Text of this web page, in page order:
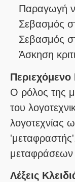
Παραγωγή
Σεβασμός
Σεβασμός
Άσκηση
O ρόλος της
του
λογοτεχνίας
μεταφράσεων
Λέξεις